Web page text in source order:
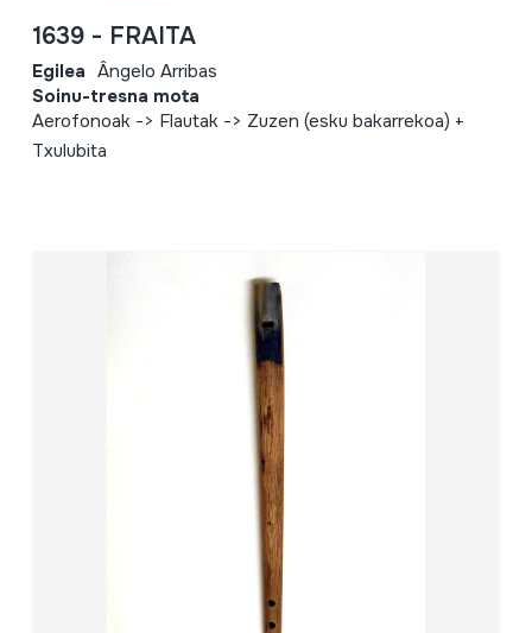
1639 - FRAITA
Egilea Ângelo Arribas
Soinu-tresna mota
Aerofonoak -> Flautak -> Zuzen (esku bakarrekoa) +
Txulubita